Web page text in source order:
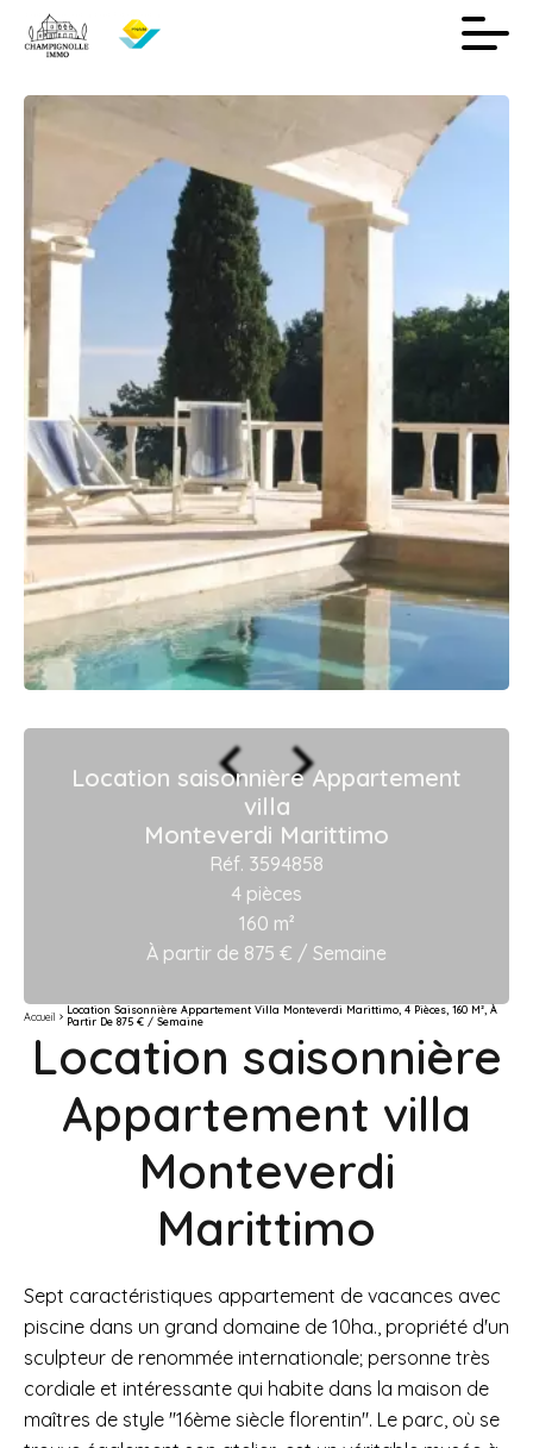
Location saisonnière Appartement
villa
Monteverdi Marittimo
Réf. 3594858
4 pièces
160 m²
À partir de 875 € / Semaine
Accueil
Location Saisonnière Appartement Villa Monteverdi Marittimo, 4 Pièces, 160 M², À
Partir De 875 € / Semaine
Location saisonnière
Appartement villa
Monteverdi
Marittimo
Sept caractéristiques appartement de vacances avec
piscine dans un grand domaine de 10ha., propriété d'un
sculpteur de renommée internationale; personne très
cordiale et intéressante qui habite dans la maison de
maîtres de style "16ème siècle florentin". Le parc, où se